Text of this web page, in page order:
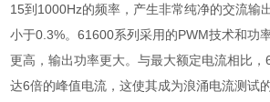
15到1000Hz的频率，产生非常纯净的交流输
小于0.3%。61600系列采用的PWM技术和功
更高，输出功率更大。与最大额定电流相比
达6倍的峰值电流，这使其成为浪涌电流测试